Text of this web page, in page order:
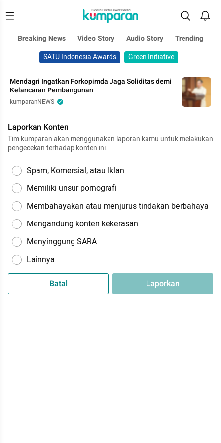
Breaking News Video Story Audio Story
Trending
SATU Indonesia Awards
Green Initiative
Mendagri Ingatkan Forkopimda Jaga Soliditas demi
Kelancaran Pembangunan
kumparanNEWS
Laporkan Konten
Tim kumparan akan menggunakan laporan kamu untuk melakukan
pengecekan terhadap konten ini.
Spam, Komersial, atau Iklan
Memiliki unsur pornografi
Membahayakan atau menjurus tindakan berbahaya
Mengandung konten kekerasan
Menyinggung SARA
Lainnya
Batal Laporkan